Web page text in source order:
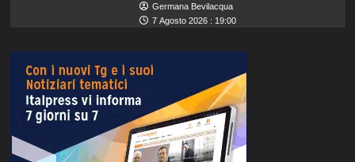
Germana Bevilacqua
7 Agosto 2026 : 19:00